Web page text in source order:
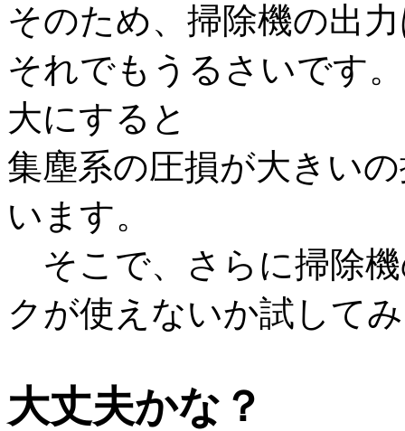
そのため、掃除機の出
それでもうるさいです
大にすると
集塵系の圧損が大きい
います。
そこで、さらに掃除
クが使えないか試して
大丈夫かな？